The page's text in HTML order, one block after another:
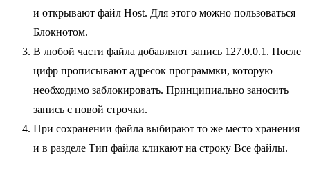
и открывают файл Host. Для этого можно пользоваться
Блокнотом.
В любой части файла добавляют запись 127.0.0.1. После
цифр прописывают адресок программки, которую
необходимо заблокировать. Принципиально заносить
запись с новой строчки.
При сохранении файла выбирают то же место хранения
и в разделе Тип файла кликают на строку Все файлы.